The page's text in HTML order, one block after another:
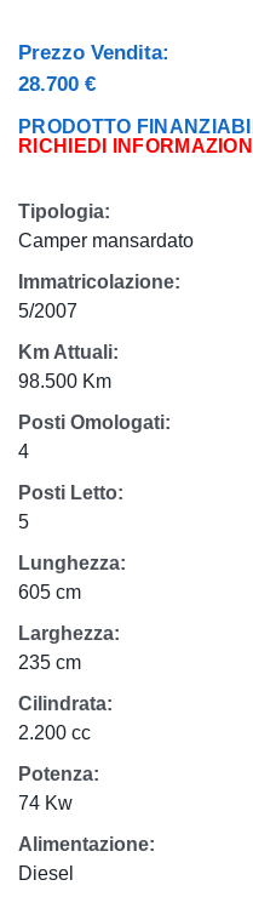
Prezzo Vendita:
28.700 €
PRODOTTO
RICHIEDI INFORMAZIONI
Tipologia:
Camper mansardato
Immatricolazione:
5/2007
Km Attuali:
98.500 Km
Posti Omologati:
4
Posti Letto:
5
Lunghezza:
605 cm
Larghezza:
235 cm
Cilindrata:
2.200 cc
Potenza:
74 Kw
Alimentazione:
Diesel